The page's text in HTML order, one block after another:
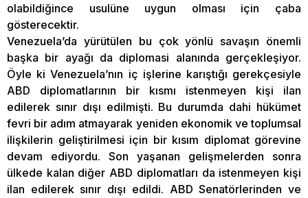
olabildiğince usulüne uygun olması için çaba
gösterecektir.
Venezuela’da yürütülen bu çok yönlü savaşın önemli
başka bir ayağı da diplomasi alanında gerçekleşiyor.
Öyle ki Venezuela’nın iç işlerine karıştığı gerekçesiyle
ABD diplomatlarının bir kısmı istenmeyen kişi ilan
edilerek sınır dışı edilmişti. Bu durumda dahi hükümet
fevri bir adım atmayarak yeniden ekonomik ve toplumsal
ilişkilerin geliştirilmesi için bir kısım diplomat görevine
devam ediyordu. Son yaşanan gelişmelerden sonra
ülkede kalan diğer ABD diplomatları da istenmeyen kişi
ilan edilerek sınır dışı edildi. ABD Senatörlerinden ve